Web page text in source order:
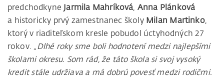
predchodkyne Jarmila Mahríková, Anna Plánková
a historicky prvý zamestnanec školy Milan Martinko,
ktorý v riaditeľskom kresle pobudol úctyhodných 27
rokov. „Dlhé roky sme boli hodnotení medzi najlepšími
školami okresu. Som rád, že táto škola si svoj vysoký
kredit stále udržiava a má dobrú povesť medzi rodičmi.